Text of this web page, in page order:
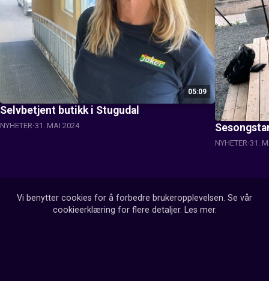
05:09
Selvbetjent butikk i Stugudal
NYHETER 31. MAI 2024
NYHETER 31.
Vi benytter cookies for å forbedre brukeropplevelsen. Se vår
cookieerklæring for flere detaljer. Les mer.